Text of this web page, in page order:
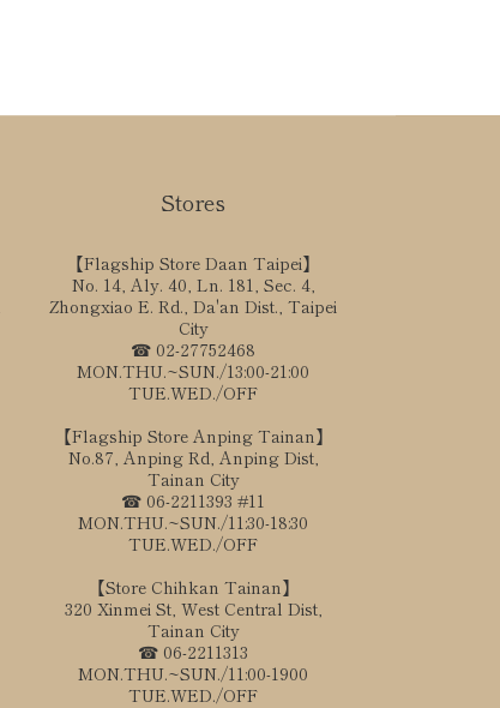
Stores
【Flagship Store Daan Taipei】
No. 14, Aly. 40, Ln. 181, Sec. 4,
Zhongxiao E. Rd., Da'an Dist., Taipei
City
☎ 02-27752468
MON.THU.~SUN./13:00-21:00
TUE.WED./OFF
【Flagship Store Anping Tainan】
No.87, Anping Rd, Anping Dist,
Tainan City
☎ 06-2211393 #11
MON.THU.~SUN./11:30-18:30
TUE.WED./OFF
【Store Chihkan Tainan】
320 Xinmei St, West Central Dist,
Tainan City
☎ 06-2211313
MON.THU.~SUN./11:00-1900
TUE.WED./OFF